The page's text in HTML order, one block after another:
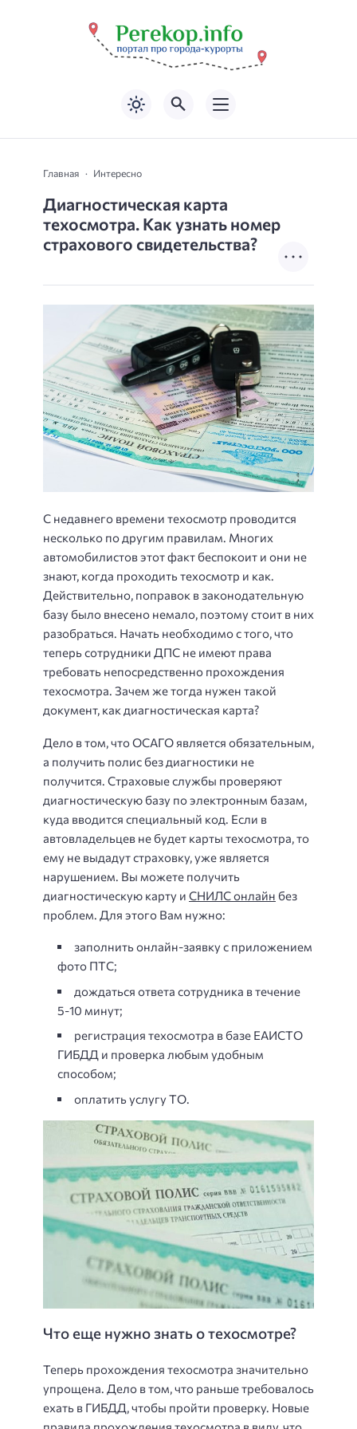
Главная Интересно
Диагностическая карта
техосмотра. Как узнать номер
страхового свидетельства?
С недавнего времени техосмотр проводится
несколько по другим правилам. Многих
автомобилистов этот факт беспокоит и они не
знают, когда проходить техосмотр и как.
Действительно, поправок в законодательную
базу было внесено немало, поэтому стоит в них
разобраться. Начать необходимо с того, что
теперь сотрудники ДПС не имеют права
требовать непосредственно прохождения
техосмотра. Зачем же тогда нужен такой
документ, как диагностическая карта?
Дело в том, что ОСАГО является обязательным,
а получить полис без диагностики не
получится. Страховые службы проверяют
диагностическую базу по электронным базам,
куда вводится специальный код. Если в
автовладельцев не будет карты техосмотра, то
ему не выдадут страховку, уже является
нарушением. Вы можете получить
диагностическую карту и СНИЛС онлайн без
проблем. Для этого Вам нужно:
заполнить онлайн-заявку с приложением
фото ПТС;
дождаться ответа сотрудника в течение
5-10 минут;
регистрация техосмотра в базе ЕАИСТО
ГИБДД и проверка любым удобным
способом;
оплатить услугу ТО.
Что еще нужно знать о техосмотре?
Теперь прохождения техосмотра значительно
упрощена. Дело в том, что раньше требовалось
ехать в ГИБДД, чтобы пройти проверку. Новые